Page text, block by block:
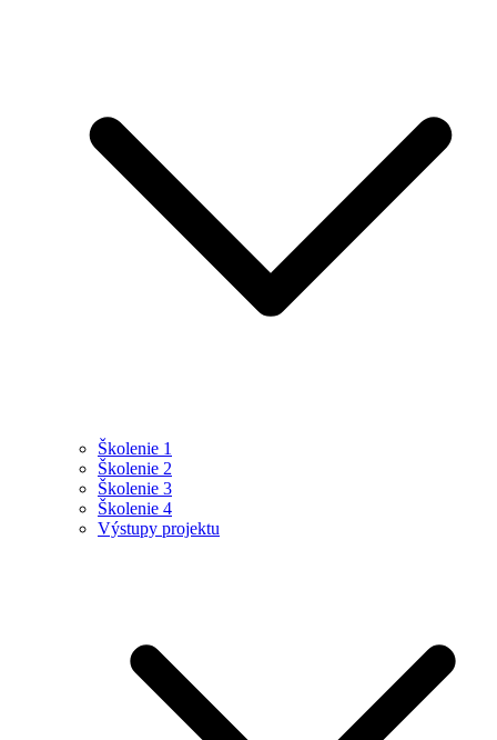
Školenie 1
Školenie 2
Školenie 3
Školenie 4
Výstupy projektu